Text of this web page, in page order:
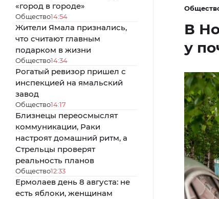
«город в городе»
Общество14:54
Жители Ямала признались,
что считают главным
подарком в жизни
Общество14:34
Рогатый ревизор пришел с
инспекцией на ямальский
завод
Общество14:17
Близнецы переосмыслят
коммуникации, Раки
настроят домашний ритм, а
Стрельцы проверят
реальность планов
Общество12:33
Ермолаев день 8 августа: не
есть яблоки, женщинам
В
у